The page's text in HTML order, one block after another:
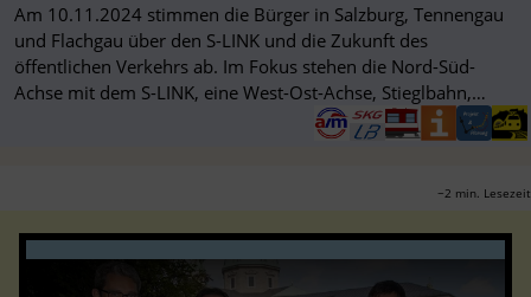
Am 10.11.2024 stimmen die Bürger in Salzburg, Tennengau
und Flachgau über den S-LINK und die Zukunft des
öffentlichen Verkehrs ab. Im Fokus stehen die Nord-Süd-
Achse mit dem S-LINK, eine West-Ost-Achse, Stieglbahn,
~2 min. Lesezeit